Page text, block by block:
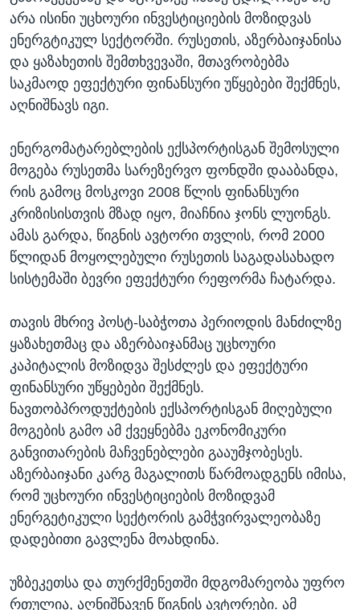
არა ისინი უცხოური ინვესტიციების მოზიდვას
ენერგტიკულ სექტორში. რუსეთის, აზერბაიჯანისა
და ყაზახეთის შემთხვევაში, მთავრობებმა
საკმაოდ ეფექტური ფინანსური უწყებები შექმნეს,
აღნიშნავს იგი.
ენერგომატარებლების ექსპორტისგან შემოსული
მოგება რუსეთმა სარეზერვო ფონდში დააბანდა,
რის გამოც მოსკოვი 2008 წლის ფინანსური
კრიზისისთვის მზად იყო, მიაჩნია ჯონს ლუონგს.
ამას გარდა, წიგნის ავტორი თვლის, რომ 2000
წლიდან მოყოლებული რუსეთის საგადასახადო
სისტემაში ბევრი ეფექტური რეფორმა ჩატარდა.
თავის მხრივ პოსტ-საბჭოთა პერიოდის მანძილზე
ყაზახეთმაც და აზერბაიჯანმაც უცხოური
კაპიტალის მოზიდვა შესძლეს და ეფექტური
ფინანსური უწყებები შექმნეს.
ნავთობპროდუქტების ექსპორტისგან მიღებული
მოგების გამო ამ ქვეყნებმა ეკონომიკური
განვითარების მაჩვენებლები გააუმჯობესეს.
აზერბაიჯანი კარგ მაგალითს წარმოადგენს იმისა,
რომ უცხოური ინვესტიციების მოზიდვამ
ენერგეტიკული სექტორის გამჭვირვალეობაზე
დადებითი გავლენა მოახდინა.
უზბეკეთსა და თურქმენეთში მდგომარეობა უფრო
რთულია, აღნიშნავენ წიგნის ავტორები. ამ